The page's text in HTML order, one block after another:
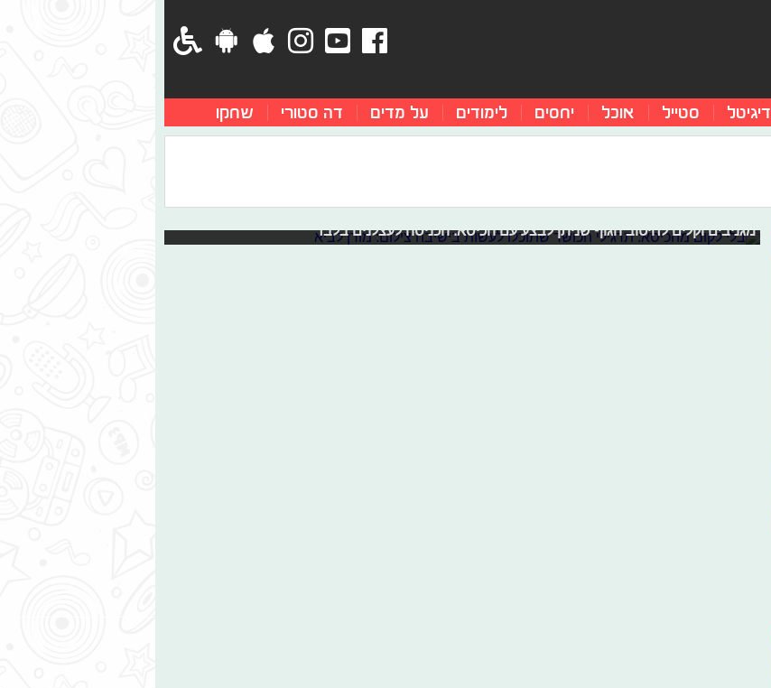
דיגיטל סטייל אוכל יחסים לימודים על מדים דה סטורי שחקו
מגניבים וקלים לחיטוב הגוף שניתן לבצע עם הכיסא. הכניסה לעצלנים בלבד